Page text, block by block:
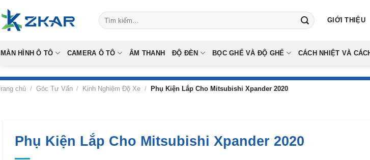
to
content
Tìm
kiếm:
GIỚI THIỆU
MÀN HÌNH Ô TÔ CAMERA Ô TÔ ÂM THANH ĐỘ ĐÈN BỌC GHẾ VÀ ĐỘ GHẾ CÁCH NHIỆT VÀ
chủ / Góc Tư Vấn / Kinh Nghiệm Độ Xe / Phụ Kiện Lắp Cho Mitsubishi Xpander 2020
Phụ Kiện Lắp Cho Mitsubishi Xpander 2020